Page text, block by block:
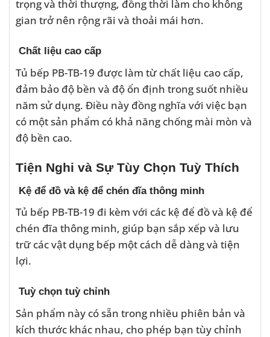
trọng và thời thượng, đồng thời làm cho không
gian trở nên rộng rãi và thoải mái hơn.
Chất liệu cao cấp
Tủ bếp PB-TB-19 được làm từ chất liệu cao cấp,
đảm bảo độ bền và độ ổn định trong suốt nhiều
năm sử dụng. Điều này đồng nghĩa với việc bạn
có một sản phẩm có khả năng chống mài mòn và
độ bền cao.
Tiện Nghi và Sự Tùy Chọn Tuỳ Thích
Kệ để đồ và kệ để chén đĩa thông minh
Tủ bếp PB-TB-19 đi kèm với các kệ để đồ và kệ để
chén đĩa thông minh, giúp bạn sắp xếp và lưu
trữ các vật dụng bếp một cách dễ dàng và tiện
lợi.
Tuỳ chọn tuỳ chỉnh
Sản phẩm này có sẵn trong nhiều phiên bản và
kích thước khác nhau, cho phép bạn tùy chỉnh